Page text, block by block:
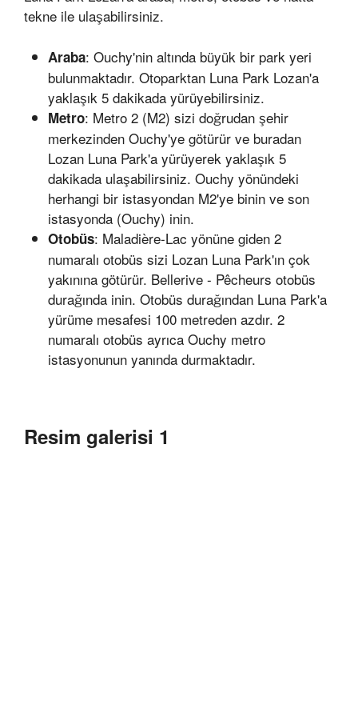
tekne ile ulaşabilirsiniz.
Araba: Ouchy'nin altında büyük bir park yeri
bulunmaktadır. Otoparktan Luna Park Lozan'a
yaklaşık 5 dakikada yürüyebilirsiniz.
Metro: Metro 2 (M2) sizi doğrudan şehir
merkezinden Ouchy'ye götürür ve buradan
Lozan Luna Park'a yürüyerek yaklaşık 5
dakikada ulaşabilirsiniz. Ouchy yönündeki
herhangi bir istasyondan M2'ye binin ve son
istasyonda (Ouchy) inin.
Otobüs: Maladière-Lac yönüne giden 2
numaralı otobüs sizi Lozan Luna Park'ın çok
yakınına götürür. Bellerive - Pêcheurs otobüs
durağında inin. Otobüs durağından Luna Park'a
yürüme mesafesi 100 metreden azdır. 2
numaralı otobüs ayrıca Ouchy metro
istasyonunun yanında durmaktadır.
Resim galerisi 1